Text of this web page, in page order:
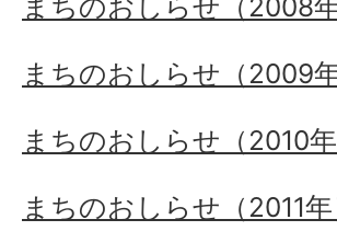
まちのおしらせ（2008年
まちのおしらせ（2009年
まちのおしらせ（2010年
まちのおしらせ（2011年